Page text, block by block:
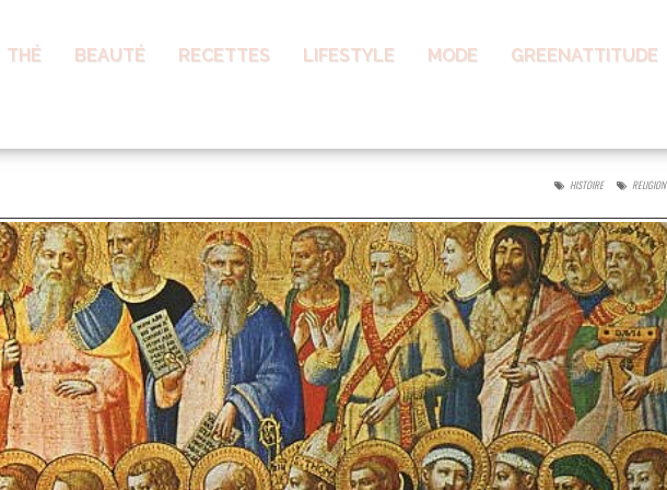
THÉ BEAUTÉ RECETTES LIFESTYLE MODE
GREENATTITUDE
pour tous les Saints
HISTOIRE RELIGION